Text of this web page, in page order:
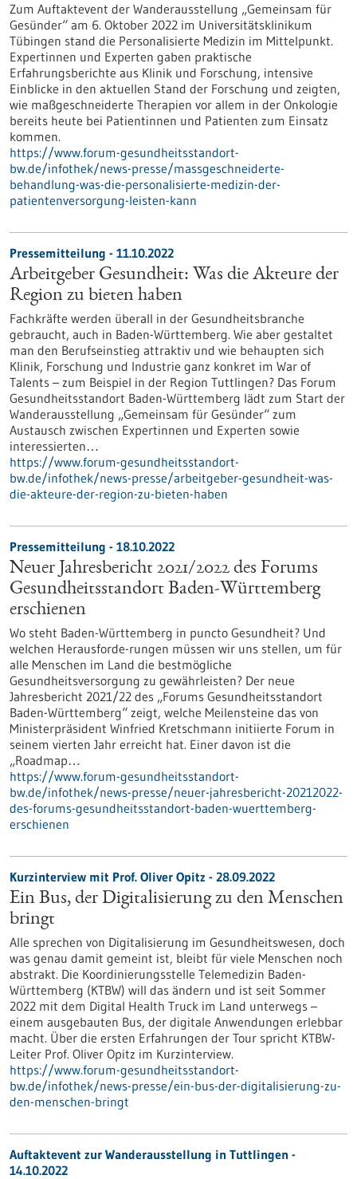
Zum Auftaktevent der Wanderausstellung „Gemeinsam für
Gesünder“ am 6. Oktober 2022 im Universitätsklinikum
Tübingen stand die Personalisierte Medizin im Mittelpunkt.
Expertinnen und Experten gaben praktische
Erfahrungsberichte aus Klinik und Forschung, intensive
Einblicke in den aktuellen Stand der Forschung und zeigten,
wie maßgeschneiderte Therapien vor allem in der Onkologie
bereits heute bei Patientinnen und Patienten zum Einsatz
kommen.
https://www.forum-gesundheitsstandort-
bw.de/infothek/news-presse/massgeschneiderte-
behandlung-was-die-personalisierte-medizin-der-
patientenversorgung-leisten-kann
Pressemitteilung - 11.10.2022
Arbeitgeber Gesundheit: Was die Akteure der
Region zu bieten haben
Fachkräfte werden überall in der Gesundheitsbranche
gebraucht, auch in Baden-Württemberg. Wie aber gestaltet
man den Berufseinstieg attraktiv und wie behaupten sich
Klinik, Forschung und Industrie ganz konkret im War of
Talents – zum Beispiel in der Region Tuttlingen? Das Forum
Gesundheitsstandort Baden-Württemberg lädt zum Start der
Wanderausstellung „Gemeinsam für Gesünder“ zum
Austausch zwischen Expertinnen und Experten sowie
interessierten…
https://www.forum-gesundheitsstandort-
bw.de/infothek/news-presse/arbeitgeber-gesundheit-was-
die-akteure-der-region-zu-bieten-haben
Pressemitteilung - 18.10.2022
Neuer Jahresbericht 2021/2022 des Forums
Gesundheitsstandort Baden-Württemberg
erschienen
Wo steht Baden-Württemberg in puncto Gesundheit? Und
welchen Herausforde-rungen müssen wir uns stellen, um für
alle Menschen im Land die bestmögliche
Gesundheitsversorgung zu gewährleisten? Der neue
Jahresbericht 2021/22 des „Forums Gesundheitsstandort
Baden-Württemberg“ zeigt, welche Meilensteine das von
Ministerpräsident Winfried Kretschmann initiierte Forum in
seinem vierten Jahr erreicht hat. Einer davon ist die
„Roadmap…
https://www.forum-gesundheitsstandort-
bw.de/infothek/news-presse/neuer-jahresbericht-20212022-
des-forums-gesundheitsstandort-baden-wuerttemberg-
erschienen
Kurzinterview mit Prof. Oliver Opitz - 28.09.2022
Ein Bus, der Digitalisierung zu den Menschen
bringt
Alle sprechen von Digitalisierung im Gesundheitswesen, doch
was genau damit gemeint ist, bleibt für viele Menschen noch
abstrakt. Die Koordinierungsstelle Telemedizin Baden-
Württemberg (KTBW) will das ändern und ist seit Sommer
2022 mit dem Digital Health Truck im Land unterwegs –
einem ausgebauten Bus, der digitale Anwendungen erlebbar
macht. Über die ersten Erfahrungen der Tour spricht KTBW-
Leiter Prof. Oliver Opitz im Kurzinterview.
https://www.forum-gesundheitsstandort-
bw.de/infothek/news-presse/ein-bus-der-digitalisierung-zu-
den-menschen-bringt
Auftaktevent zur Wanderausstellung in Tuttlingen -
14.10.2022